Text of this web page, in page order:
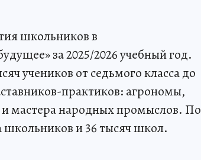
школьников в
за 2025/2026 учебный год.
учеников от седьмого класса до
практиков: агрономы,
мастера народных промыслов. По
школьников и 36 тысяч школ.